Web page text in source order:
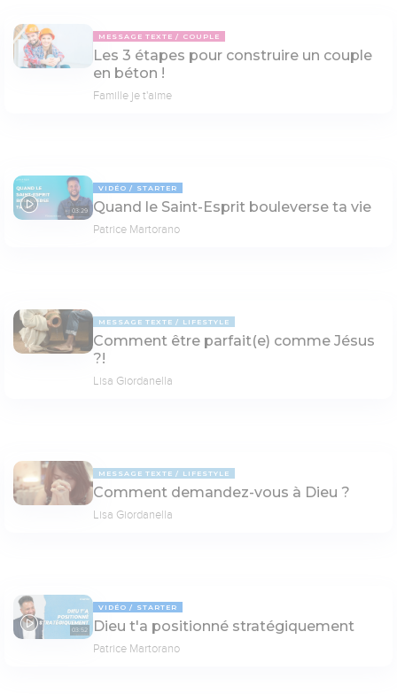
MESSAGE TEXTE COUPLE
Les 3 étapes pour construire un couple
en béton !
Famille je t'aime
03:29
VIDÉO STARTER
Quand le Saint-Esprit bouleverse ta vie
Patrice Martorano
MESSAGE TEXTE LIFESTYLE
Comment être parfait(e) comme Jésus
?!
Lisa Giordanella
MESSAGE TEXTE LIFESTYLE
Comment demandez-vous à Dieu ?
Lisa Giordanella
03:52
VIDÉO STARTER
Dieu t'a positionné stratégiquement
Patrice Martorano